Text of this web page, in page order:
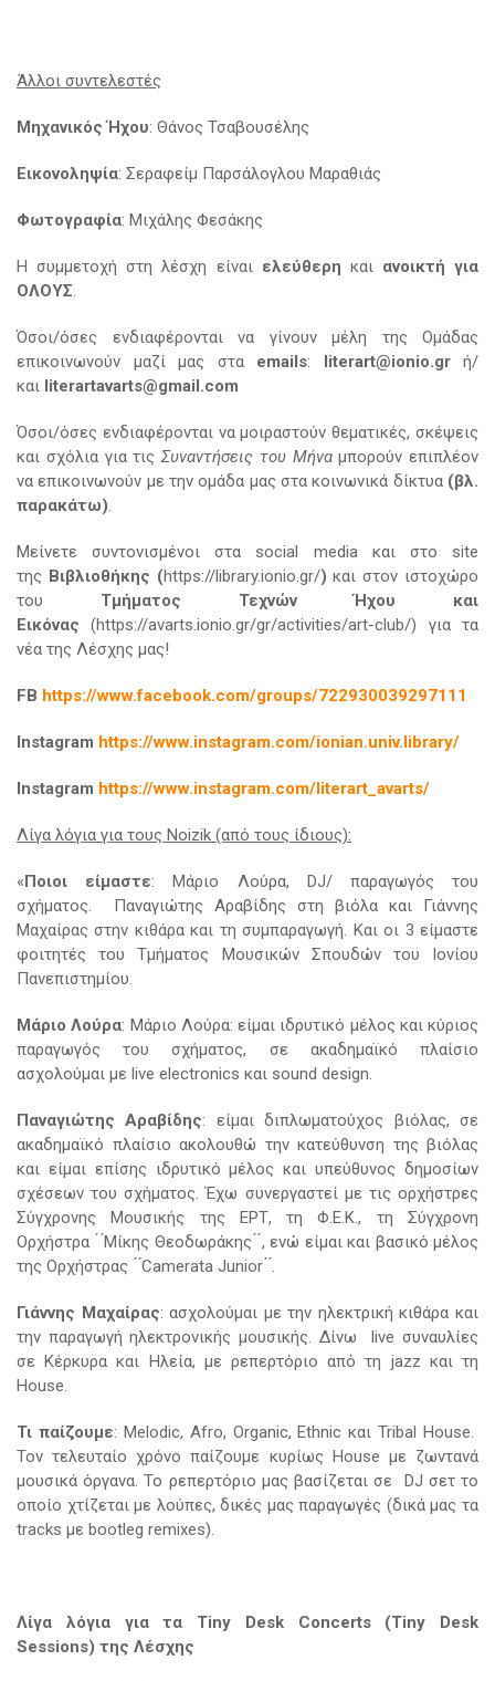
Άλλοι συντελεστές
Μηχανικός Ήχου: Θάνος Τσαβουσέλης
Εικονοληψία: Σεραφείμ Παρσάλογλου Μαραθιάς
Φωτογραφία: Μιχάλης Φεσάκης
Η συμμετοχή στη λέσχη είναι ελεύθερη και ανοικτή για
OΛΟΥΣ
Όσοι/όσες ενδιαφέρονται να γίνουν μέλη της Ομάδας
επικοινωνούν μαζί μας στα emails: literart@ionio.grή/
και literartavarts@gmail.com
Όσοι/όσες ενδιαφέρονται να μοιραστούν θεματικές, σκέψεις
και σχόλια για τις Συναντήσεις του Μήναμπορούν επιπλέον
να επικοινωνούν με την ομάδα μας στα κοινωνικά δίκτυα(βλ.
παρακάτω)
Μείνετε συντονισμένοι στα social media και στο site
της Βιβλιοθήκης (https://library.ionio.gr/) και στον ιστοχώρο
του Τμήματος Τεχνών Ήχου και
Εικόνας (https://avarts.ionio.gr/gr/activities/art-club/) για τα
νέα της Λέσχης μας!
FB https://www.facebook.com/groups/722930039297111
Instagram https://www.instagram.com/ionian.univ.library/
Instagram https://www.instagram.com/literart_avarts/
Λίγα λόγια για τους Noizik (από τους ίδιους):
«Ποιοι είμαστε: Μάριο Λούρα, DJ/ παραγωγός του
σχήματος. Παναγιώτης Αραβίδης στη βιόλα και Γιάννης
Μαχαίρας στην κιθάρα και τη συμπαραγωγή. Και οι 3 είμαστε
φοιτητές του Τμήματος Μουσικών Σπουδών του Ιονίου
Πανεπιστημίου.
Μάριο Λούρα: Μάριο Λούρα: είμαι ιδρυτικό μέλος και κύριος
παραγωγός του σχήματος, σε ακαδημαϊκό πλαίσιο
ασχολούμαι με live electronics και sound design.
Παναγιώτης Αραβίδης: είμαι διπλωματούχος βιόλας, σε
ακαδημαϊκό πλαίσιο ακολουθώ την κατεύθυνση της βιόλας
και είμαι επίσης ιδρυτικό μέλος και υπεύθυνος δημοσίων
σχέσεων του σχήματος. Έχω συνεργαστεί με τις ορχήστρες
Σύγχρονης Μουσικής της ΕΡΤ, τη Φ.Ε.Κ., τη Σύγχρονη
Ορχήστρα ́ ́Μίκης Θεοδωράκης ́ ́, ενώ είμαι και βασικό μέλος
της Ορχήστρας ́ ́Camerata Junior ́ ́.
Γιάννης Μαχαίρας: ασχολούμαι με την ηλεκτρική κιθάρα και
την παραγωγή ηλεκτρονικής μουσικής. Δίνω live συναυλίες
σε Κέρκυρα και Ηλεία, με ρεπερτόριο από τη jazz και τη
House.
Τι παίζουμε: Melodic, Afro, Organic, Ethnic και Tribal House.
Τον τελευταίο χρόνο παίζουμε κυρίως House με ζωντανά
μουσικά όργανα. Το ρεπερτόριο μας βασίζεται σε DJ σετ το
οποίο χτίζεται με λούπες, δικές μας παραγωγές (δικά μας τα
tracks με bootleg remixes).
Λίγα λόγια για τα Tiny Desk Concerts (Tiny Desk
Sessions) της Λέσχης